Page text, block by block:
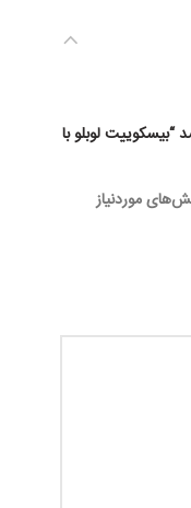
لوبلو با
موردنیاز